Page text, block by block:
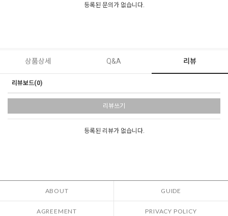
등록된 문의가 없습니다.
상품상세 Q&A 리뷰
리뷰보드(0)
리뷰쓰기
등록된 리뷰가 없습니다.
ABOUT GUIDE
AGREEMENT PRIVACY POLICY